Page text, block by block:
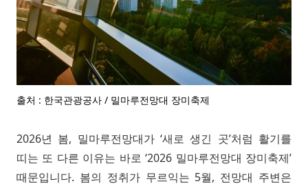
출처 : 한국관광공사 / 밀마루전망대 장미축제
2026년 봄, 밀마루전망대가 ‘새로 생긴 곳’처럼 활기를
띠는 또 다른 이유는 바로 ‘2026 밀마루전망대 장미축제’
때문입니다. 봄의 정취가 무르익는 5월, 전망대 주변은